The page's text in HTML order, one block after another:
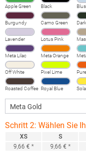
Apple Green Black
Burgundy Camo Green
Lavender Lotus Pink
Meta Lilac Meta Orange
Off White Pixel Lime
Roasted Coffee Royal Blue
Schritt 2: Wählen Sie
XS
9,66 € *
S
9,66 € *